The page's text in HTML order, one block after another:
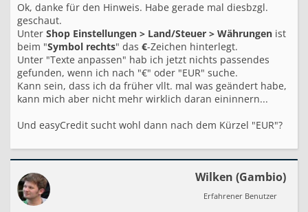
Ok, danke für den Hinweis. Habe gerade mal diesbzgl.
geschaut.
Unter Shop Einstellungen > Land/Steuer > Währungen ist
beim "Symbol rechts" das €-Zeichen hinterlegt.
Unter "Texte anpassen" hab ich jetzt nichts passendes
gefunden, wenn ich nach "€" oder "EUR" suche.
Kann sein, dass ich da früher vllt. mal was geändert habe,
kann mich aber nicht mehr wirklich daran eininnern...
Und easyCredit sucht wohl dann nach dem Kürzel "EUR"?
Wilken (Gambio)
Erfahrener Benutzer